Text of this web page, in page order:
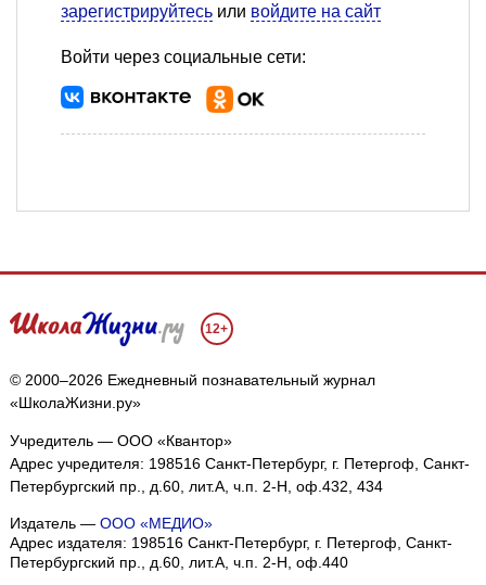
зарегистрируйтесь или войдите на сайт
Войти через социальные сети:
12+
© 2000–2026 Ежедневный познавательный журнал
«ШколаЖизни.ру»
Учредитель — ООО «Квантор»
Адрес учредителя: 198516 Санкт-Петербург, г. Петергоф, Санкт-
Петербургский пр., д.60, лит.А, ч.п. 2-Н, оф.432, 434
Издатель — ООО «МЕДИО»
Адрес издателя: 198516 Санкт-Петербург, г. Петергоф, Санкт-
Петербургский пр., д.60, лит.А, ч.п. 2-Н, оф.440